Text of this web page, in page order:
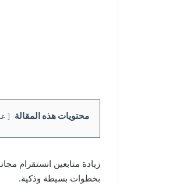
محتويات هذه المقالة
زيادة متابعين انستقرام
بخطوات بسيطة وذكية.